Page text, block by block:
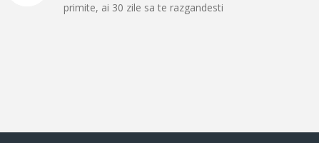
primite, ai 30 zile sa te razgandesti